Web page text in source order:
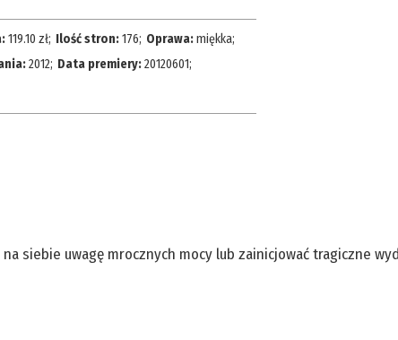
119.10 zł; Ilość stron:176; Oprawa:miękka;
2012; Data premiery:20120601;
siebie uwagę mrocznych mocy lub zainicjować tragiczne